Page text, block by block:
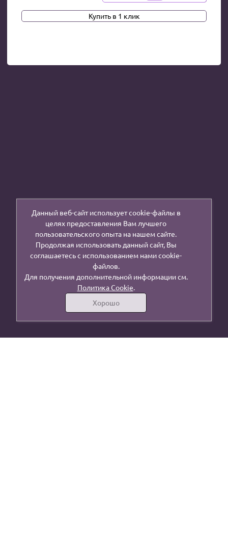
Купить в 1 клик
Данный веб-сайт использует cookie-файлы в
целях предоставления Вам лучшего
пользовательского опыта на нашем сайте.
Продолжая использовать данный сайт, Вы
соглашаетесь с использованием нами cookie-
файлов.
Для получения дополнительной информации см.
Политика Cookie.
Хорошо